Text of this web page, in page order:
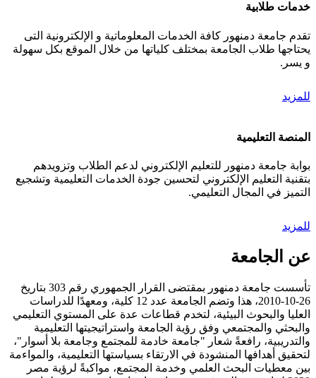
خدمات طلابية
تقدم جامعة دمنهور كافة الخدمات المعلوماتية و الإلكترونية التى
يحتاجها طلاب الجامعة بمختلف كلياتها من خلال الموقع بكل سهولة
و يسر.
للمزيد
المنصة التعليمية
بوابة جامعة دمنهور للتعليم الإلكتروني لدعم الطلاب وتزويدهم
بتقنية التعليم الإلكتروني لتحسين جودة الخدمات التعليمية وتشجيع
التميز في المجال التعليمي.
للمزيد
عن الجامعة
تأسست جامعة دمنهور بمقتضى القرار الجمهوري رقم 303 بتاريخ
26-10-2010، هذا وتضم الجامعة عدد 12 كلية، ومعهدًا للدراسات
العليا والبحوث البيئية، لتخدم قطاعات عدة على المستوي التعليمي
والبحثي والمجتمعي وفق رؤية الجامعة واستراتيجيتها التعليمية
والتدريبية، رافعةً شعار "جامعة خادمة للمجتمع وجامعة بلا أسوار"،
لتحقيق أهدافها المنشودة في الارتقاء بسياستها التعليمية، والمواءمة
بين معطيات البحث العلمي وخدمة المجتمع، مواكبةً لرؤية مصر